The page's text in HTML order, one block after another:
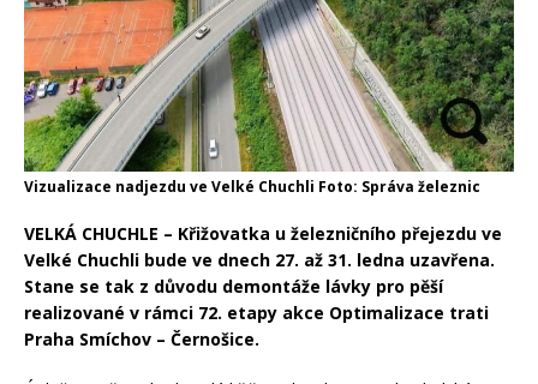
Vizualizace nadjezdu ve Velké Chuchli Foto: Správa železnic
VELKÁ CHUCHLE – Křižovatka u železničního přejezdu ve
Velké Chuchli bude ve dnech 27. až 31. ledna uzavřena.
Stane se tak z důvodu demontáže lávky pro pěší
realizované v rámci 72. etapy akce Optimalizace trati
Praha Smíchov – Černošice.